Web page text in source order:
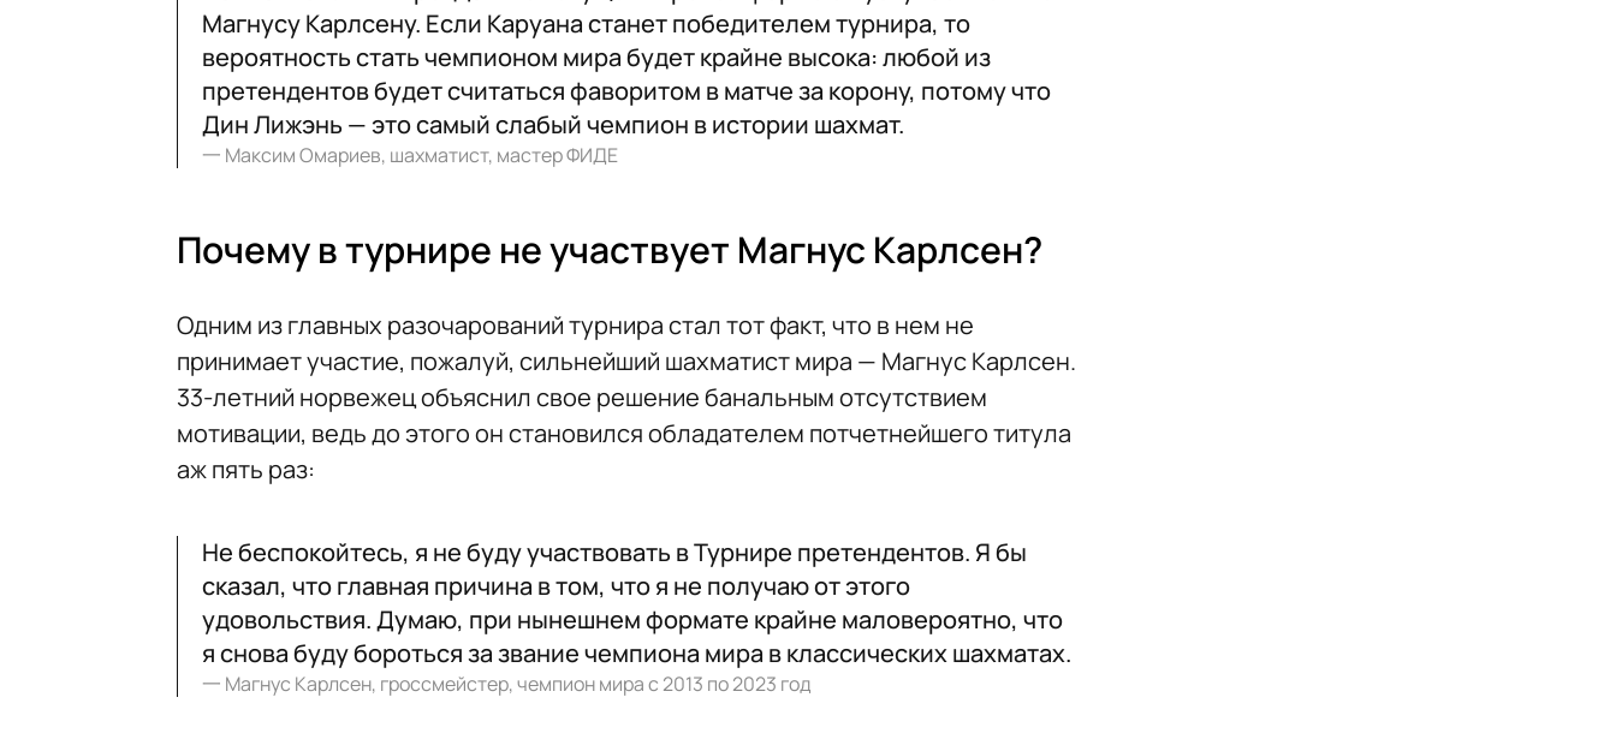
Магнусу Карлсену. Если Каруана станет победителем турнира, то
вероятность стать чемпионом мира будет крайне высока: любой из
претендентов будет считаться фаворитом в матче за корону, потому что
Дин Лижэнь — это самый слабый чемпион в истории шахмат.
一 Максим Омариев, шахматист, мастер ФИДЕ
Почему в турнире не участвует Магнус Карлсен?
Одним из главных разочарований турнира стал тот факт, что в нем не
принимает участие, пожалуй, сильнейший шахматист мира — Магнус Карлсен.
33-летний норвежец объяснил свое решение банальным отсутствием
мотивации, ведь до этого он становился обладателем потчетнейшего титула
аж пять раз:
Не беспокойтесь, я не буду участвовать в Турнире претендентов. Я бы
сказал, что главная причина в том, что я не получаю от этого
удовольствия. Думаю, при нынешнем формате крайне маловероятно, что
я снова буду бороться за звание чемпиона мира в классических шахматах.
一 Магнус Карлсен, гроссмейстер, чемпион мира с 2013 по 2023 год